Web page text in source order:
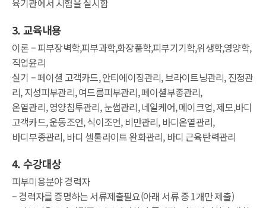
3. 교육내용
이론 – 피부장벽학,피부과학,화장품학,피부기기학,위생학,영양학,
직업윤리
실기 – 페이셜 고객카드, 안티에이징관리, 브라이트닝관리, 진정관
리, 지성피부관리, 여드름피부관리, 페이셜부종관리,
온열관리, 영양침투관리, 눈썹관리, 네일케어, 메이크업, 제모,바디
고객카드, 운동조언, 식이조언, 비만관리, 바디온열관리,
바디부종관리, 바디 셀룰라이트 완화관리, 바디 근육탄력관리
4. 수강대상
피부미용분야 경력자
– 경력자를 증명하는 서류제출필요(아래 서류 중 1개만 제출)